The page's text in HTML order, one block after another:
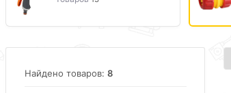
Найдено товаров: 8